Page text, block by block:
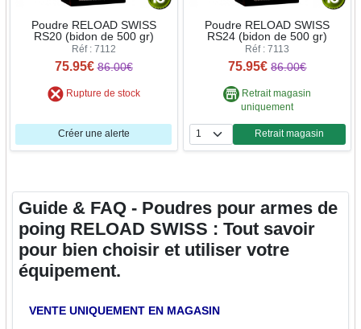
Poudre RELOAD SWISS
RS20 (bidon de 500 gr)
Réf : 7112
75.95€ 86.00€
Rupture de stock
Créer une alerte
Poudre RELOAD SWISS
RS24 (bidon de 500 gr)
Réf : 7113
75.95€ 86.00€
Retrait magasin
uniquement
Quantité
Retrait magasin
Guide & FAQ - Poudres pour armes de
poing RELOAD SWISS : Tout savoir
pour bien choisir et utiliser votre
équipement.
VENTE UNIQUEMENT EN MAGASIN